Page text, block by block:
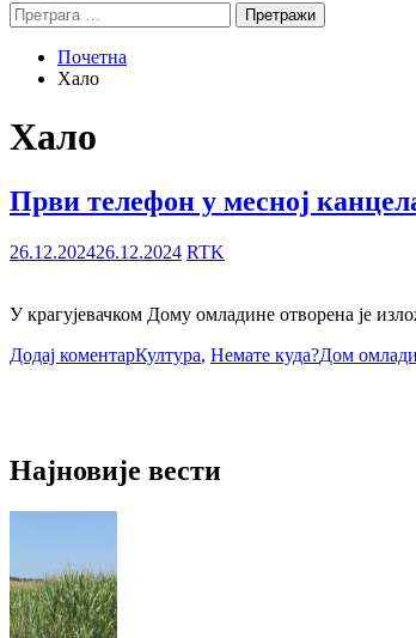
Претрага
за:
Почетна
Хало
Хало
Први телефон у месној
26.12.202426.12.2024 RTK
У крагујевачком Дому омладине отворена је
Додај коментарКултура, Немате куда?Дом
Најновије вести